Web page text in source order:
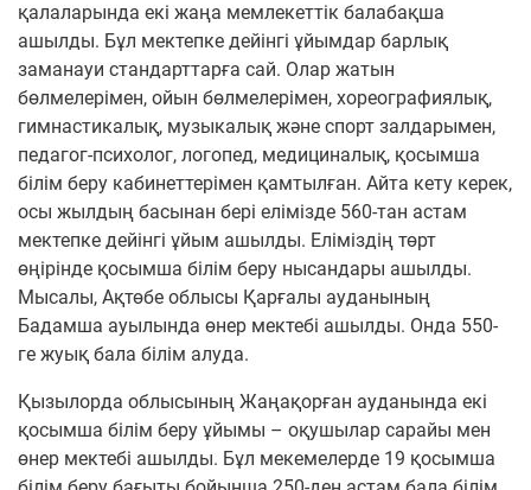
қалаларында екі жаңа мемлекеттік балабақша
ашылды. Бұл мектепке дейінгі ұйымдар барлық
заманауи стандарттарға сай. Олар жатын
бөлмелерімен, ойын бөлмелерімен, хореографиялық,
гимнастикалық, музыкалық және спорт залдарымен,
педагог-психолог, логопед, медициналық, қосымша
білім беру кабинеттерімен қамтылған. Айта кету керек,
осы жылдың басынан бері елімізде 560-тан астам
мектепке дейінгі ұйым ашылды. Еліміздің төрт
өңірінде қосымша білім беру нысандары ашылды.
Мысалы, Ақтөбе облысы Қарғалы ауданының
Бадамша ауылында өнер мектебі ашылды. Онда 550-
ге жуық бала білім алуда.
Қызылорда облысының Жаңақорған ауданында екі
қосымша білім беру ұйымы – оқушылар сарайы мен
өнер мектебі ашылды. Бұл мекемелерде 19 қосымша